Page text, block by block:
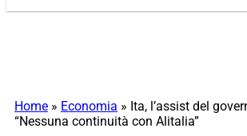
Home » Economia » Ita, l’assist del
“Nessuna continuità con Alitalia”